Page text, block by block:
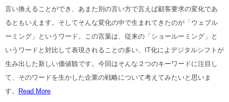
言い換えることができ、あまた別の言い方で言えば顧客要求の変化であ
るともいえます。そしてそんな変化の中で生まれてきたのが「ウェブル
ーミング」というワード。この言葉は、従来の「ショールーミング」と
いうワードと対比して表現されることの多い、IT化によデジタルシフトが
生み出した新しい価値観です。今回はそんな２つのキーワードに注目し
て、そのワードを生かした企業の戦略について考えてみたいと思いま
す。
Read More